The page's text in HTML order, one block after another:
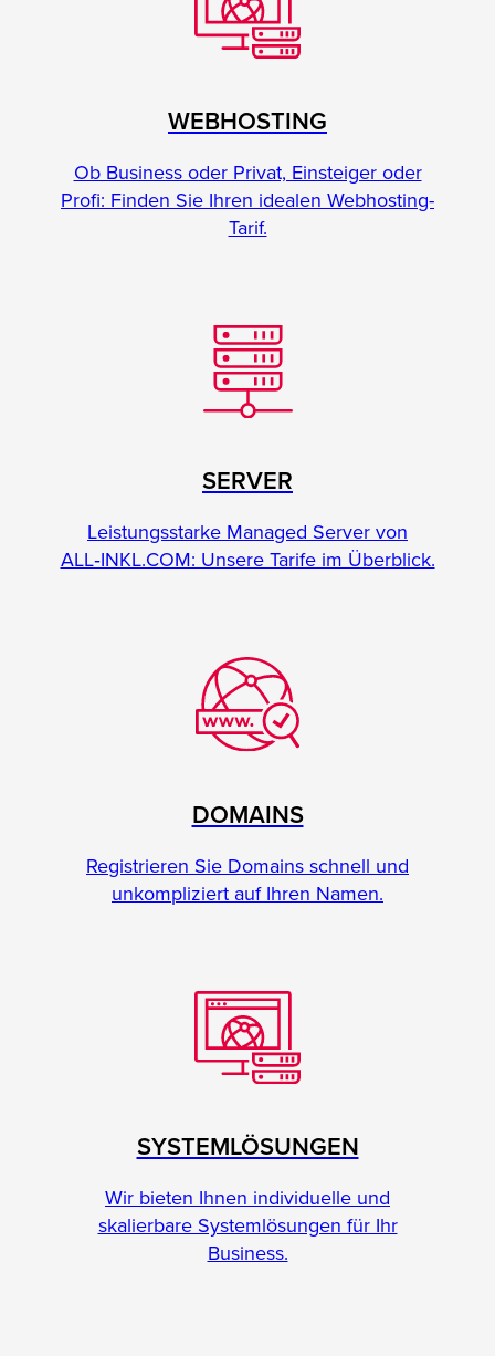
WEBHOSTING
Ob Business oder Privat, Einsteiger oder
Profi: Finden Sie Ihren idealen Webhosting-
Tarif.
SERVER
Leistungsstarke Managed Server von
ALL‑INKL.COM: Unsere Tarife im Überblick.
DOMAINS
Registrieren Sie Domains schnell und
unkompliziert auf Ihren Namen.
SYSTEMLÖSUNGEN
Wir bieten Ihnen individuelle und
skalierbare Systemlösungen für Ihr
Business.